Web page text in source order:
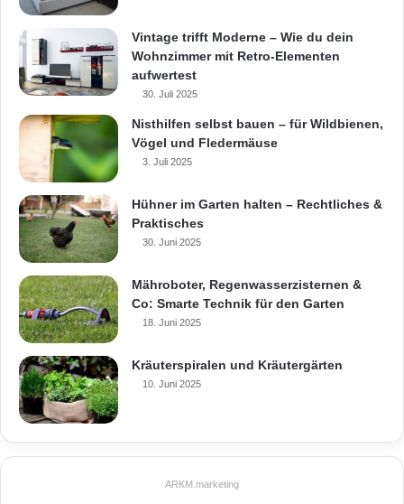
Vintage trifft Moderne – Wie du dein
Wohnzimmer mit Retro-Elementen
aufwertest
30. Juli 2025
Nisthilfen selbst bauen – für Wildbienen,
Vögel und Fledermäuse
3. Juli 2025
Hühner im Garten halten – Rechtliches &
Praktisches
30. Juni 2025
Mähroboter, Regenwasserzisternen &
Co: Smarte Technik für den Garten
18. Juni 2025
Kräuterspiralen und Kräutergärten
10. Juni 2025
ARKM.marketing